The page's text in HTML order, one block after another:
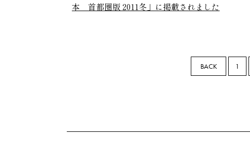
本 首都圏版 2011冬」に掲載されました
BACK 1